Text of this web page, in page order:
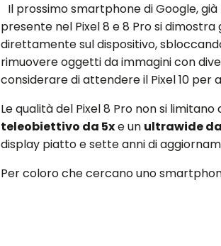
Il prossimo smartphone di Google,
presente nel Pixel 8 e 8 Pro si
direttamente sul dispositivo,
rimuovere oggetti da immagini con
considerare di attendere il Pixel 10 per
Le qualità del Pixel 8 Pro non si
teleobiettivo da 5xe un ultrawide
display piatto e sette anni di
Per coloro che cercano uno